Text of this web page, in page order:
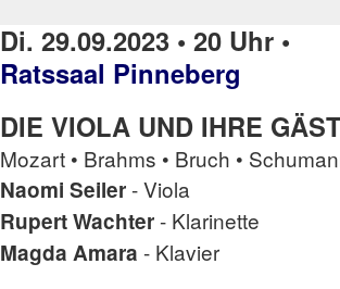
Di. 29.09.2023 • 20 Uhr •
Ratssaal Pinneberg
DIE VIOLA UND IHRE
Mozart • Brahms • Bruch •
Naomi Seiler- Viola
Rupert Wachter- Klarinette
Magda Amara - Klavier